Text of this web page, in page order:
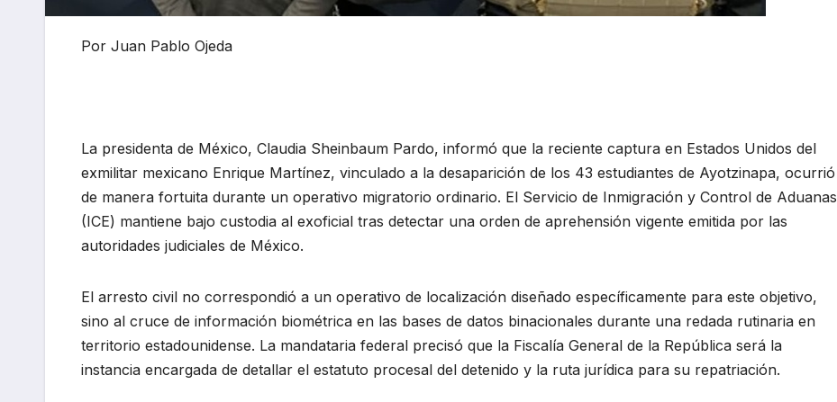
Por Juan Pablo Ojeda
La presidenta de México, Claudia Sheinbaum Pardo, informó que la reciente captura en Estados Unidos del
exmilitar mexicano Enrique Martínez, vinculado a la desaparición de los 43 estudiantes de Ayotzinapa, ocurrió
de manera fortuita durante un operativo migratorio ordinario. El Servicio de Inmigración y Control de Aduanas
(ICE) mantiene bajo custodia al exoficial tras detectar una orden de aprehensión vigente emitida por las
autoridades judiciales de México.
El arresto civil no correspondió a un operativo de localización diseñado específicamente para este objetivo,
sino al cruce de información biométrica en las bases de datos binacionales durante una redada rutinaria en
territorio estadounidense. La mandataria federal precisó que la Fiscalía General de la República será la
instancia encargada de detallar el estatuto procesal del detenido y la ruta jurídica para su repatriación.